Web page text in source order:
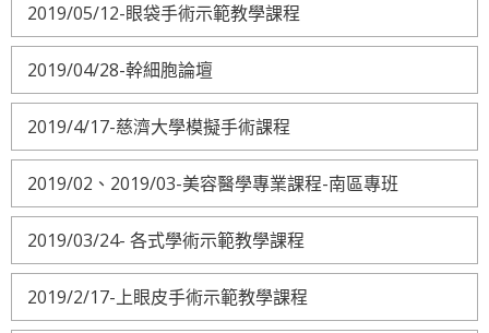
2019/05/12-眼袋手術示範教學課程
2019/04/28-幹細胞論壇
2019/4/17-慈濟大學模擬手術課程
2019/02、2019/03-美容醫學專業課程-南區專班
2019/03/24- 各式學術示範教學課程
2019/2/17-上眼皮手術示範教學課程